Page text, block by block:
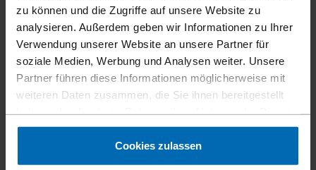
zu können und die Zugriffe auf unsere Website zu
analysieren. Außerdem geben wir Informationen zu Ihrer
Verwendung unserer Website an unsere Partner für
soziale Medien, Werbung und Analysen weiter. Unsere
Partner führen diese Informationen möglicherweise mit
weiteren Daten zusammen, die Sie ihnen bereitgestellt
gesammelt haben.
Cookies zulassen
Befestigungsmittel///Klammern/// Verpa­ckungs­klammern
///Streifen­klammern
BECK SB 103020
16 mm (5/8"), Mitteldraht Klammer